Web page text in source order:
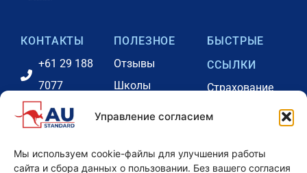
Управление согласием
Мы используем cookie-файлы для улучшения работы
сайта и сбора данных о пользовании. Без вашего согласия
КОНТАКТЫ
+61 29 188
7077
+61 41
2731646
info@eduau.com.au
ПОЛЕЗНОЕ
Отзывы
Школы
Аккредитации
БЫСТРЫЕ
ССЫЛКИ
Страхование
Проживание